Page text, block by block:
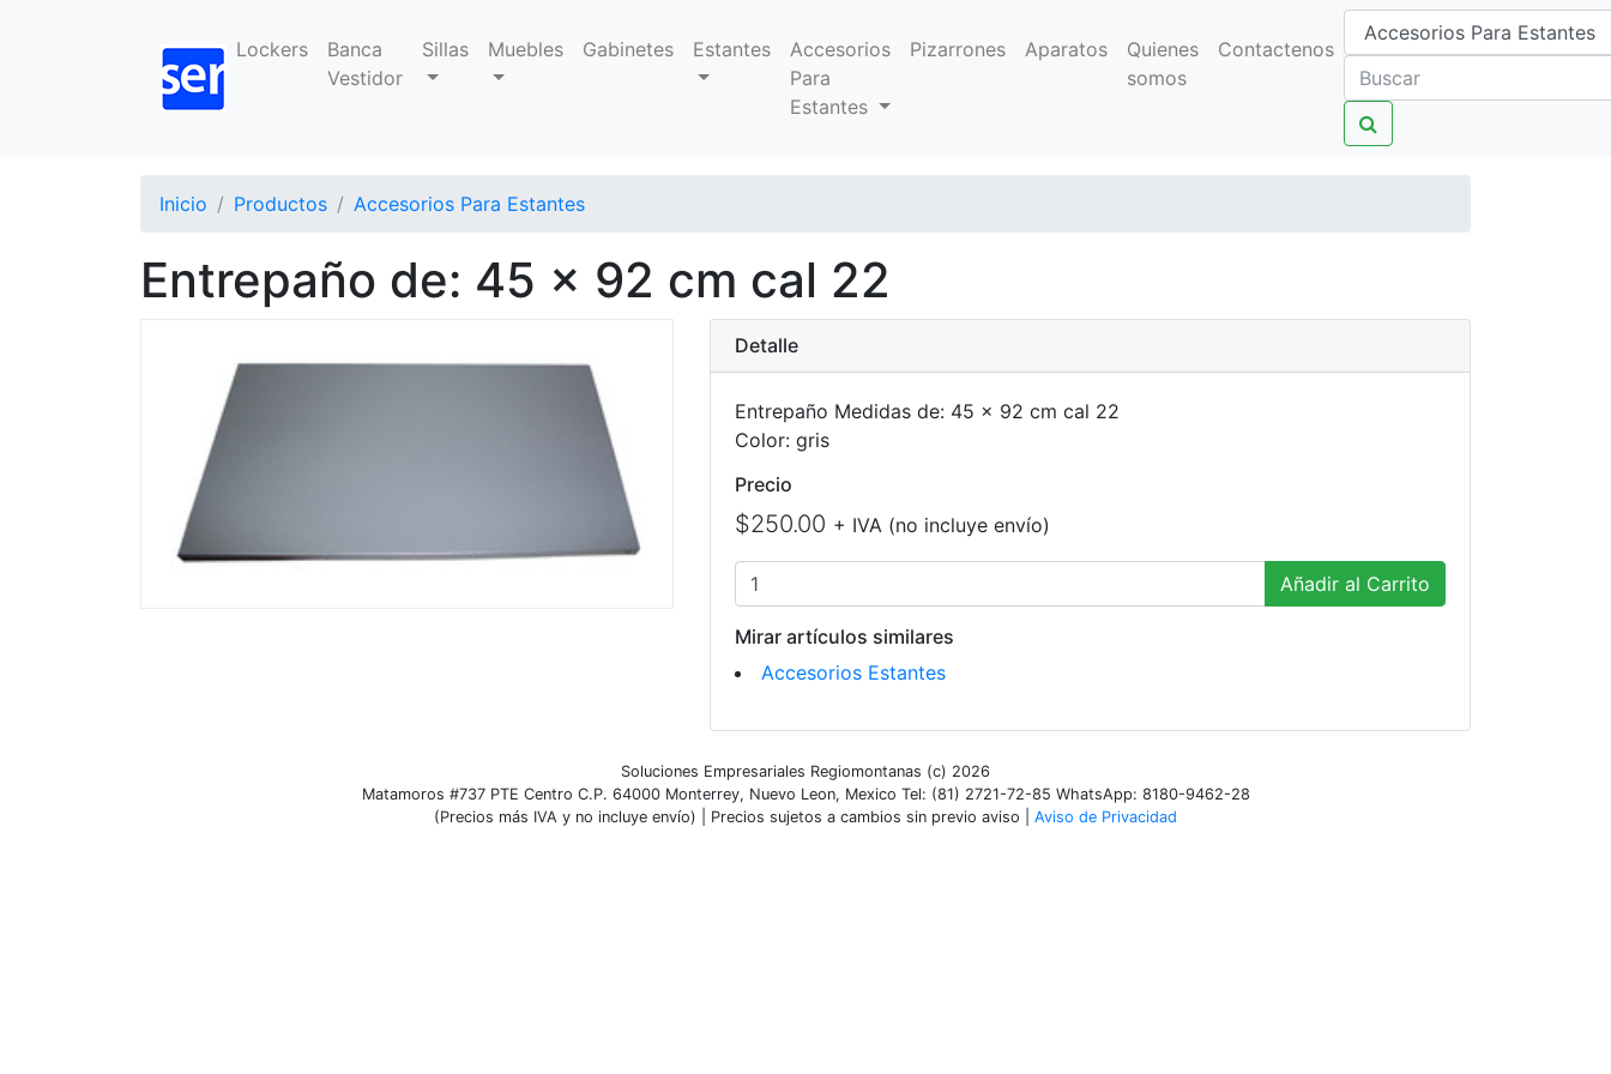
Lockers
Banca
Vestidor
Sillas Muebles Gabinetes Estantes
Accesorios
Para
Estantes
Pizarrones Aparatos
Quienes
somos
Contactenos
Inicio Productos Accesorios Para Estantes
Entrepaño de: 45 x 92 cm cal 22
Detalle
Entrepaño Medidas de: 45 x 92 cm cal 22
Color: gris
Precio
$250.00 + IVA (no incluye envío)
Añadir al Carrito
Mirar artículos similares
Accesorios Estantes
Soluciones Empresariales Regiomontanas (c) 2026
Matamoros #737 PTE Centro C.P. 64000 Monterrey, Nuevo Leon, Mexico Tel: (81) 2721-72-85 WhatsApp: 8180-9462-28
(Precios más IVA y no incluye envío) | Precios sujetos a cambios sin previo aviso | Aviso de Privacidad